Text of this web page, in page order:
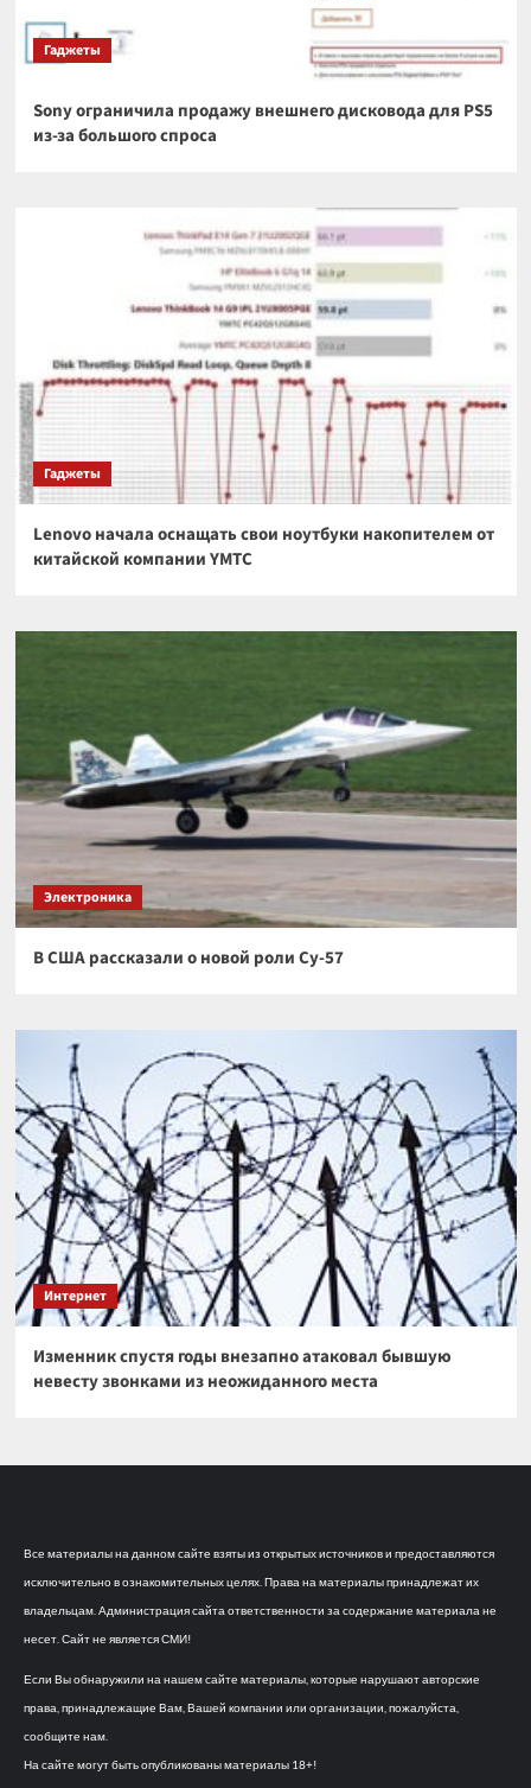
Гаджеты
Sony ограничила продажу внешнего дисковода для PS5
из-за большого спроса
Гаджеты
Lenovo начала оснащать свои ноутбуки накопителем от
китайской компании YMTC
Электроника
В США рассказали о новой роли Су-57
Интернет
Изменник спустя годы внезапно атаковал бывшую
невесту звонками из неожиданного места
Все материалы на данном сайте взяты из открытых источников и предоставляются
исключительно в ознакомительных целях. Права на материалы принадлежат их
владельцам. Администрация сайта ответственности за содержание материала не
несет. Сайт не является СМИ!
Если Вы обнаружили на нашем сайте материалы, которые нарушают авторские
права, принадлежащие Вам, Вашей компании или организации, пожалуйста,
сообщите нам.
На сайте могут быть опубликованы материалы 18+!